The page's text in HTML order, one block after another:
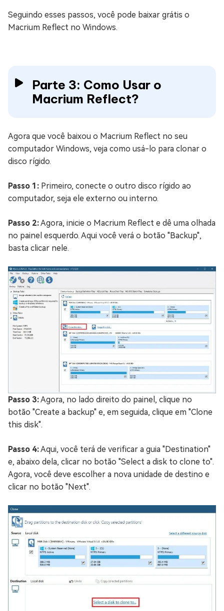
Seguindo esses passos, você pode baixar grátis o
Macrium Reflect no Windows.
Parte 3: Como Usar o
Macrium Reflect?
Agora que você baixou o Macrium Reflect no seu
computador Windows, veja como usá-lo para clonar o
disco rígido.
Passo 1: Primeiro, conecte o outro disco rígido ao
computador, seja ele externo ou interno.
Passo 2:Agora, inicie o Macrium Reflect e dê uma olhada
no painel esquerdo. Aqui você verá o botão "Backup",
basta clicar nele.
Passo 3:Agora, no lado direito do painel, clique no
botão "Create a backup" e, em seguida, clique em "Clone
this disk".
Passo 4:Aqui, você terá de verificar a guia "Destination"
e, abaixo dela, clicar no botão "Select a disk to clone to".
Agora, você deve escolher a nova unidade de destino e
clicar no botão "Next".